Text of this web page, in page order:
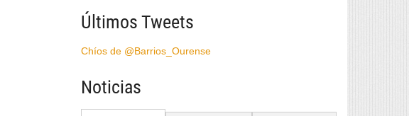
Últimos Tweets
Chíos de @Barrios_Ourense
Noticias